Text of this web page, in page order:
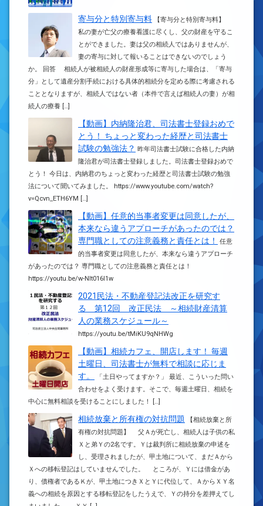
寄与分と特別寄与料
【寄与分と特別寄与料】
私の妻が亡父の療養看護に尽くし、父の財産を守るこ
とができました。妻は父の相続人ではありませんが、
妻の寄与に対して報いることはできないのでしょう
か。 回答 相続人が被相続人の財産形成等に寄与した場合は、「寄与
分」として遺産分割手続における具体的相続分を定める際に考慮される
こととなりますが、相続人ではない者（本件で言えば相続人の妻）が相
続人の療養 […]
【動画】内納隆治君、司法書士登録おめで
とう！ ちょっと変わった経歴と司法書士
試験の勉強法？ 昨年司法書士試験に合格した内納
隆治君が司法書士登録しました。司法書士登録おめで
とう！ 今日は、内納君のちょっと変わった経歴と司法書士試験の勉強
法について聞いてみました。 https://www.youtube.com/watch?
v=Qcvn_ETH6YM […]
【動画】任意的当事者変更は同意したが、
本来なら違うアプローチがあったのでは？
専門職としての注意義務と責任とは！
任意
的当事者変更は同意したが、本来なら違うアプローチ
があったのでは？ 専門職としての注意義務と責任とは！
https://youtu.be/w-NIt016I1w
2021民法・不動産登記法改正を研究す
る 第12回 改正民法 ～相続財産清算
人の業務スケジュール～
https://youtu.be/tMiKU9qNHWg
【動画】相続カフェ、開店します！ 毎週
土曜日、司法書士が無料で相談に応じま
す。
「土日やってますか？」 最近、こういった問い
合わせをよく受けます。そこで、毎週土曜日、相続を
中心に無料相談を受けることにしました！ […]
相続放棄と所有権の対抗問題
【相続放棄と所
有権の対抗問題】 父Ａが死亡し、相続人は子供の私
Ｘと弟Ｙの2名です。Ｙは裁判所に相続放棄の申述を
し、受理されましたが、甲土地について、まだＡから
Ｘへの移転登記はしていませんでした。 ところが、Ｙには借金があ
り、債権者であるＫが、甲土地につきＸとＹに代位して、ＡからＸＹ名
義への相続を原因とする移転登記をしたうえで、Ｙの持分を差押えてし